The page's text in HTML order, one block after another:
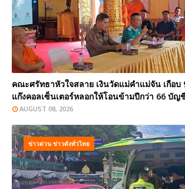
คณะศรัทธาหัวใจสลาย เงินวัดแม่คำแม่จัน เกือ
แก๊งคอลเซ็นเตอร์หลอกให้โอนข้ามปีกว่า 66 บัญ
AUGUST 08, 2026
ข่าวด่วน ข่าวดังทั่วไทย